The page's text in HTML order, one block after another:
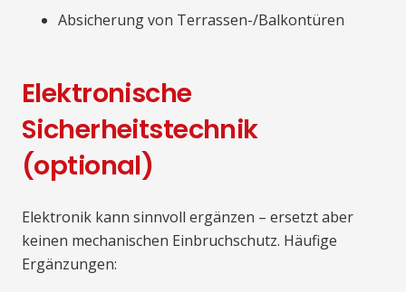
Absicherung von Terrassen-/Balkontüren
Elektronische
Sicherheitstechnik
(optional)
Elektronik kann sinnvoll ergänzen – ersetzt aber
keinen mechanischen Einbruchschutz. Häufige
Ergänzungen: